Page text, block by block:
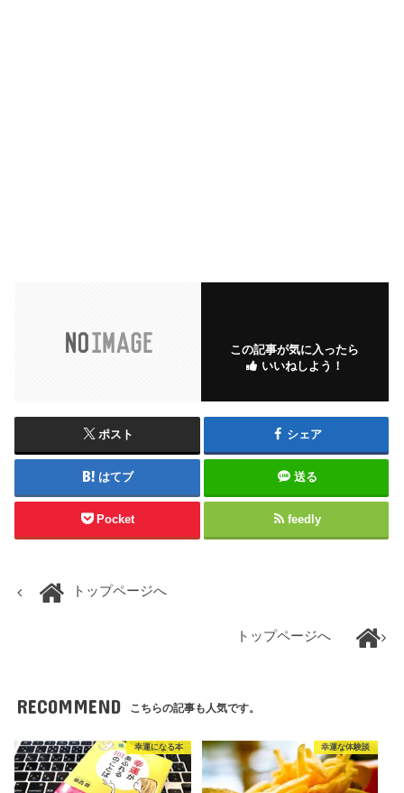
この記事が気に入ったら
いいねしよう！
ポスト シェア
はてブ 送る
Pocket feedly
トップページへ
トップページへ
RECOMMEND こちらの記事も人気です。
幸運になる本 幸運な体験談